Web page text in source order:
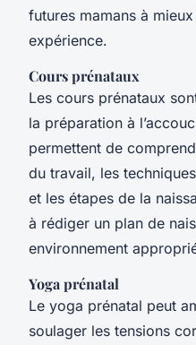
futures mamans à
expérience.
Cours prénataux
Les cours prénataux
la préparation à
permettent de
du travail, les
et les étapes de la
à rédiger un plan de
environnement
Yoga prénatal
Le yoga prénatal peut
soulager les tensions